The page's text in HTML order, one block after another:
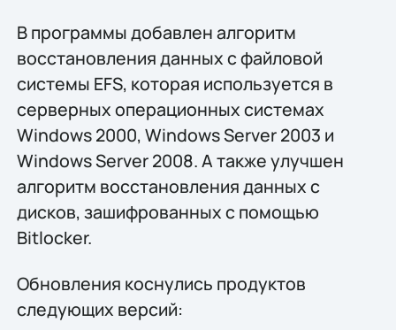
В программы добавлен алгоритм
восстановления данных с файловой
системы EFS, которая используется в
серверных операционных системах
Windows 2000, Windows Server 2003 и
Windows Server 2008. А также улучшен
алгоритм восстановления данных с
дисков, зашифрованных с помощью
Bitlocker.
Обновления коснулись продуктов
следующих версий: